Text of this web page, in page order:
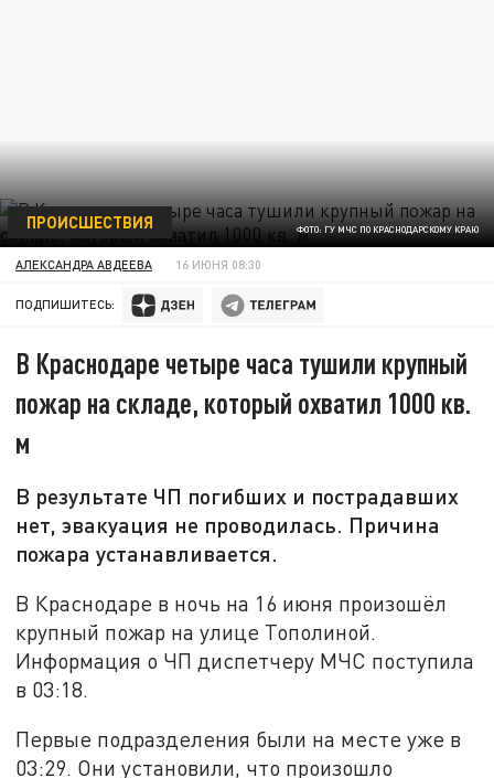
ФОТО: ГУ МЧС ПО КРАСНОДАРСКОМУ КРАЮ
ПРОИСШЕСТВИЯ
АЛЕКСАНДРА АВДЕЕВА 16 ИЮНЯ 08:30
ПОДПИШИТЕСЬ:
В Краснодаре четыре часа тушили крупный
пожар на складе, который охватил 1000 кв.
м
В результате ЧП погибших и пострадавших
нет, эвакуация не проводилась. Причина
пожара устанавливается.
В Краснодаре в ночь на 16 июня произошёл
крупный пожар на улице Тополиной.
Информация о ЧП диспетчеру МЧС поступила
в 03:18.
Первые подразделения были на месте уже в
03:29. Они установили, что произошло